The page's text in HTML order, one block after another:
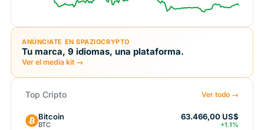
ANÚNCIATE EN SPAZIOCRYPTO
Tu marca, 9 idiomas, una plataforma.
Ver el media kit →
Top Cripto Ver todo →
Bitcoin
BTC
63.466,00 US$
+1.1%